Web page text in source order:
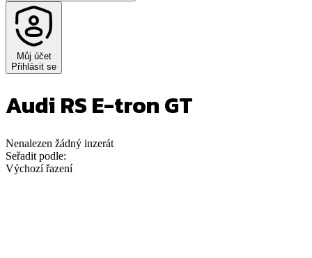
Můj účet
Přihlásit se
Audi RS E-tron GT
Nenalezen žádný inzerát
Seřadit podle:
Výchozí řazení